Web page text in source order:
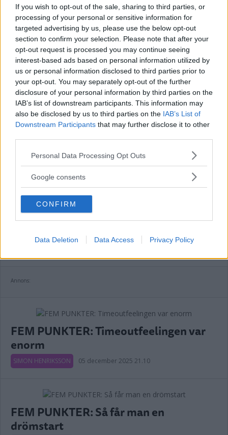
If you wish to opt-out of the sale, sharing to third parties, or
processing of your personal or sensitive information for
targeted advertising by us, please use the below opt-out
section to confirm your selection. Please note that after your
opt-out request is processed you may continue seeing
interest-based ads based on personal information utilized by
us or personal information disclosed to third parties prior to
your opt-out. You may separately opt-out of the further
disclosure of your personal information by third parties on the
IAB’s list of downstream participants. This information may
also be disclosed by us to third parties on the IAB’s List of
Downstream Participants that may further disclose it to other
Please note that this website/app uses one or more Google
not limited to your visit or usage behaviour. You may click to
use your data for below specified purposes in below Google
consent section.
Personal Data Processing Opt Outs
Google consents
CONFIRM
Data Deletion Data Access Privacy Policy
FEM PUNKTER: Den här trenden måste
bara brytas
SIMON HENRIKSSON 27 december 2025 16.42
Annons:
FEM PUNKTER: Svårt att vara
Vimmerby den här kvällen
SIMON HENRIKSSON 12 december 2025 21.08
FEM PUNKTER: Spöket Liljas Arena är
Annons:
FEM PUNKTER: Timeoutfeelingen var
enorm
SIMON HENRIKSSON 05 december 2025 21.10
FEM PUNKTER: Så får man en
drömstart